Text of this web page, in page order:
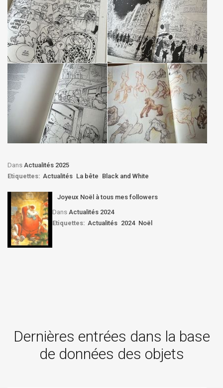
Dans Actualités 2025
Etiquettes: Actualités La bête Black and White
Joyeux Noël à tous mes followers
Dans Actualités 2024
Etiquettes: Actualités 2024 Noël
Dernières entrées dans la base
de données des objets